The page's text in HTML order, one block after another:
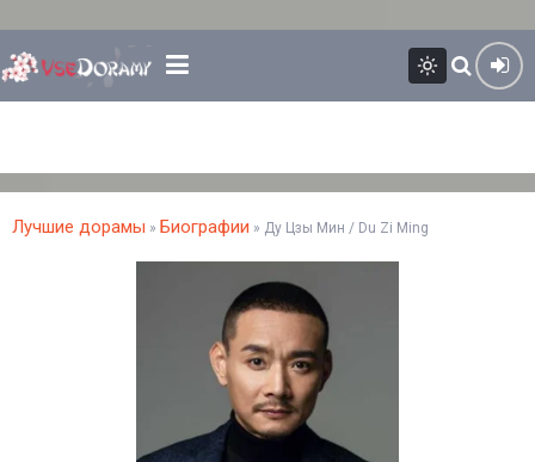
Лучшие дорамы » Биографии » Ду Цзы Мин / Du Zi Ming